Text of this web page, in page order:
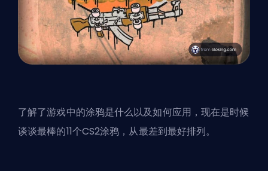
了解了游戏中的涂鸦是什么以及如何应用，现在是时候
谈谈最棒的11个CS2涂鸦，从最差到最好排列。